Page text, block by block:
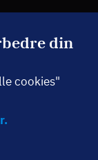
din
cookies"